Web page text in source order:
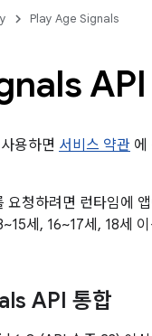
Play Age Signals
API
용하면 서비스 약관 에
요청하려면 런타임에
세, 16~17세, 18세
API 통합